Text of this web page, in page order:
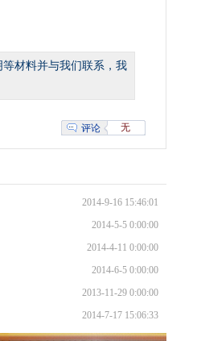
材料并与我们联系，我
评论 无
2014-9-16 15:46:01
2014-5-5 0:00:00
2014-4-11 0:00:00
2014-6-5 0:00:00
2013-11-29 0:00:00
2014-7-17 15:06:33